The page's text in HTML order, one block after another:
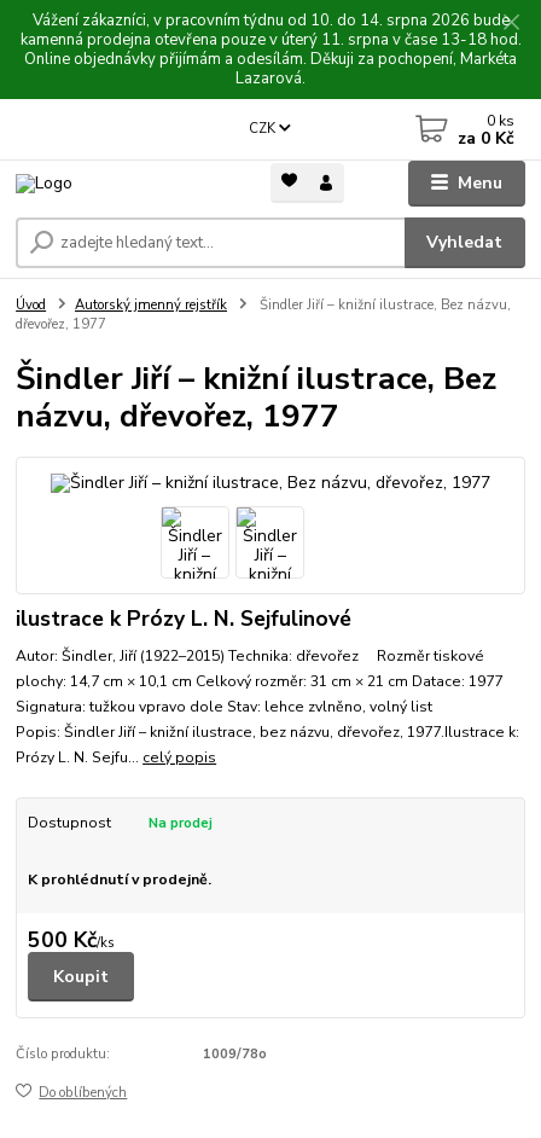
Vážení zákazníci, v pracovním týdnu od 10. do 14. srpna 2026 bude
kamenná prodejna otevřena pouze v úterý 11. srpna v čase 13-18 hod.
Online objednávky přijímám a odesílám. Děkuji za pochopení, Markéta
Lazarová.
Menu
CZK
Vyhledat
0 ks
za 0 Kč
Úvod Autorský jmenný rejstřík
Šindler Jiří – knižní ilustrace, Bez názvu,
dřevořez, 1977
Šindler Jiří – knižní ilustrace, Bez
názvu, dřevořez, 1977
ilustrace k Prózy L. N. Sejfulinové
Autor: Šindler, Jiří (1922–2015) Technika: dřevořez Rozměr tiskové
plochy: 14,7 cm × 10,1 cm Celkový rozměr: 31 cm × 21 cm Datace: 1977
Signatura: tužkou vpravo dole Stav: lehce zvlněno, volný list
Popis: Šindler Jiří – knižní ilustrace, bez názvu, dřevořez, 1977.Ilustrace k:
Prózy L. N. Sejfu... celý popis
Dostupnost
K prohlédnutí v prodejně.
500 Kč/ks
Koupit
Číslo produktu: 1009/78o
Do oblíbených